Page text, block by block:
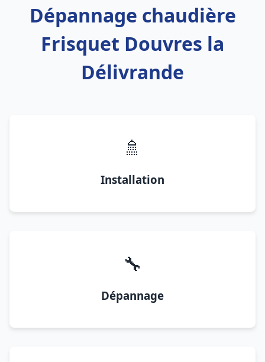
Dépannage chaudière
Frisquet Douvres la
Délivrande
🚿
Installation
🔧
Dépannage